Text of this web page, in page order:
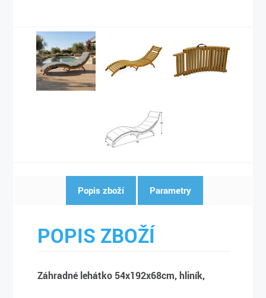
Popis zboží Parametry
POPIS ZBOŽÍ
Záhradné lehátko 54x192x68cm, hliník,